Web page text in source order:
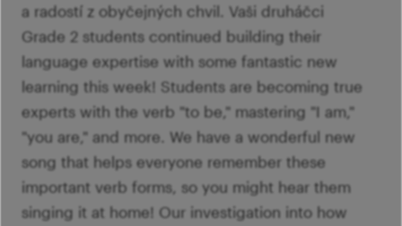
a radostí z obyčejných chvil. Vaši druháčci
Grade 2 students continued building their
language expertise with some fantastic new
learning this week! Students are becoming true
experts with the verb "to be," mastering "I am,"
"you are," and more. We have a wonderful new
song that helps everyone remember these
important verb forms, so you might hear them
singing it at home! Our investigation into how